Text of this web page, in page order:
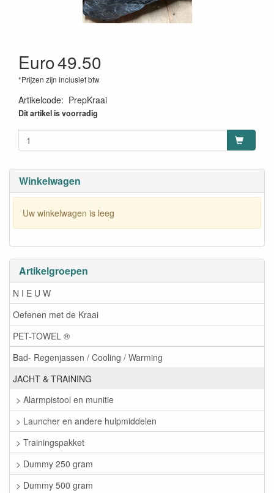
Winkelwagen
Uw winkelwagen is leeg
Artikelgroepen
N I E U W
Oefenen met de Kraai
PET-TOWEL ®
Bad- Regenjassen / Cooling / Warming
JACHT & TRAINING
> Alarmpistool en munitie
> Launcher en andere hulpmiddelen
> Trainingspakket
> Dummy 250 gram
> Dummy 500 gram
Euro49.50
*Prijzen zijn inclusief btw
Artikelcode: PrepKraai
Dit artikel is voorradig